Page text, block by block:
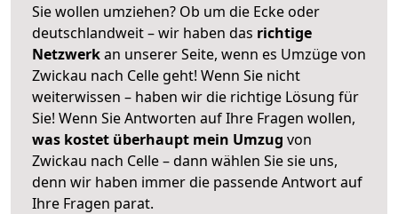
Sie wollen umziehen? Ob um die Ecke oder
deutschlandweit – wir haben das richtige
Netzwerkan unserer Seite, wenn es Umzüge von
Zwickau nach Celle geht! Wenn Sie nicht
weiterwissen – haben wir die richtige Lösung für
Sie! Wenn Sie Antworten auf Ihre Fragen wollen,
was kostet überhaupt mein Umzug von
Zwickau nach Celle – dann wählen Sie sie uns,
denn wir haben immer die passende Antwort auf
Ihre Fragen parat.